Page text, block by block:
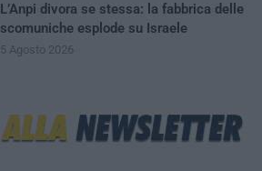
L’Anpi divora se stessa: la fabbrica delle
scomuniche esplode su Israele
5 Agosto 2026